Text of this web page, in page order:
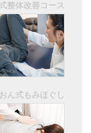
整体改善コース
ん式もみほぐし